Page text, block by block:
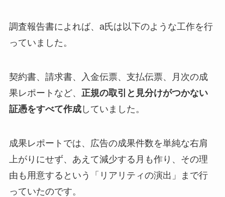
調査報告書によれば、a氏は以下のような工作を行
っていました。
契約書、請求書、入金伝票、支払伝票、月次の成
果レポートなど、 正規の取引と見分けがつかない
証憑をすべて作成していました。
成果レポートでは、広告の成果件数を単純な右肩
上がりにせず、あえて減少する月も作り、その理
由も用意するという「リアリティの演出」まで行
っていたのです。